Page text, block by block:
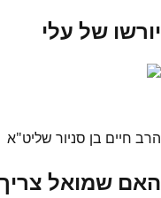
יורשו של עלי
הרב חיים בן סניור שליט"א
האם שמואל צריך